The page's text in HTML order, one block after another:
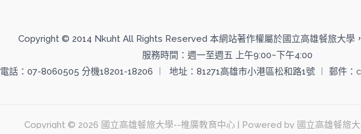
Copyright © 2014 Nkuht All Rights Reserved 本網站著作權屬於國立高雄餐旅大學
服務時間：週一至週五 上午9:00~下午4:00
電話：07-8060505 分機18201-18206 ︱ 地址：81271高雄市小港區松和路1號 ︱ 郵件：
Copyright © 2026 國立高雄餐旅大學--推廣教育中心 | Powered by 國立高雄餐旅